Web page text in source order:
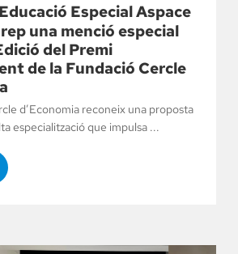
Especial Aspace
una menció especial
del Premi
de la Fundació Cercle
d’Economia reconeix una proposta
especialització que impulsa ...